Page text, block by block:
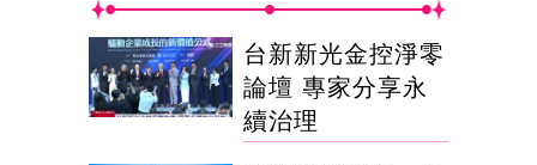
台新新光金控淨零
論壇 專家分享永
續治理